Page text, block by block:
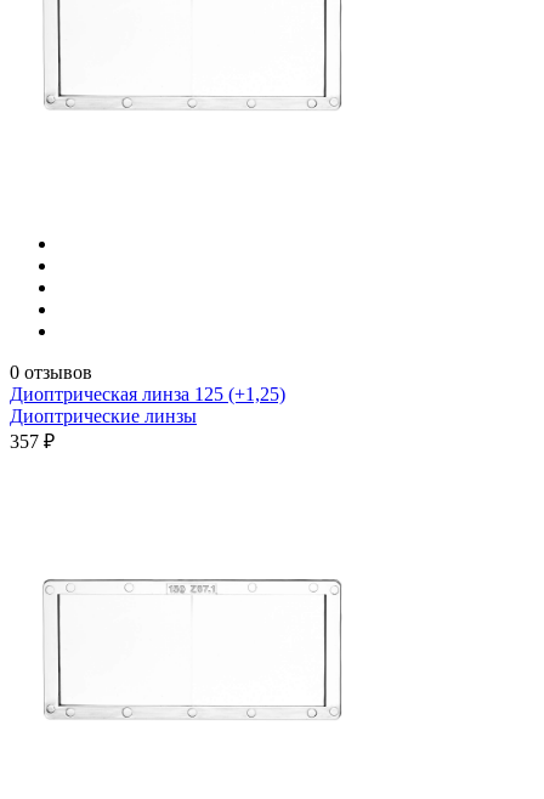
0 отзывов
Диоптрическая линза 125 (+1,25)
Диоптрические линзы
357 ₽